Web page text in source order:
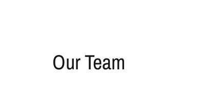
Our Team